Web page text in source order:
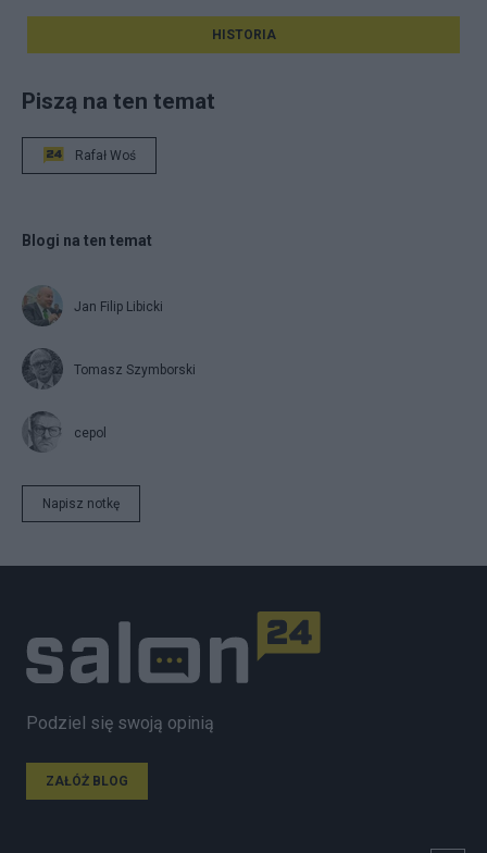
HISTORIA
Piszą na ten temat
Rafał Woś
Blogi na ten temat
Jan Filip Libicki
Tomasz Szymborski
cepol
Napisz notkę
Podziel się swoją opinią
ZAŁÓŻ BLOG